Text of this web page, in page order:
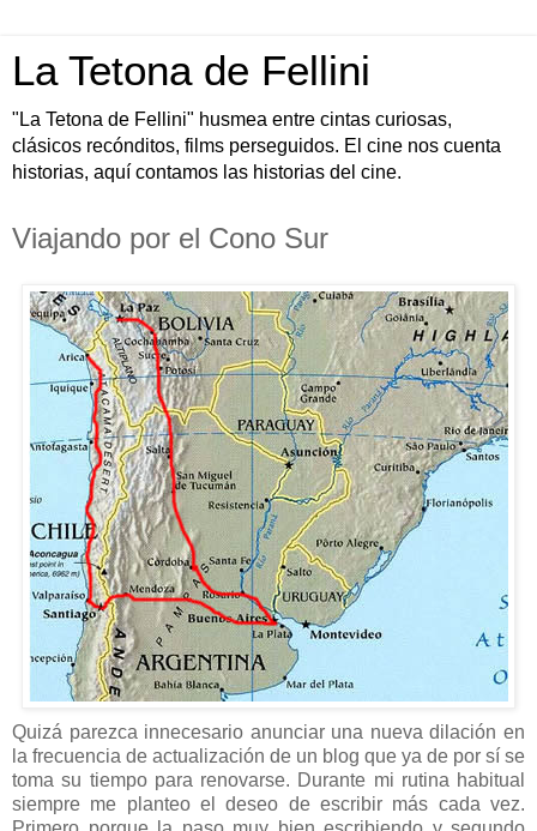
La Tetona de Fellini
"La Tetona de Fellini" husmea entre cintas curiosas,
clásicos recónditos, films perseguidos. El cine nos cuenta
historias, aquí contamos las historias del cine.
Viajando por el Cono Sur
Quizá parezca innecesario anunciar una nueva dilación en
la frecuencia de actualización de un blog que ya de por sí se
toma su tiempo para renovarse. Durante mi rutina habitual
siempre me planteo el deseo de escribir más cada vez.